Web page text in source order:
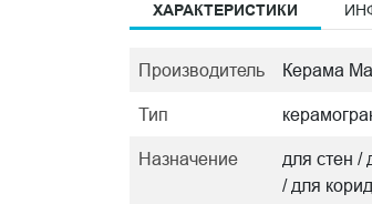
ХАРАКТЕРИСТИКИ
Производитель Керама
Тип
Назначение
для стен /
/ для